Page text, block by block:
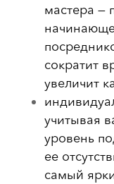
мастера —
сократит
увеличит
учитывая
уровень
ее
самый